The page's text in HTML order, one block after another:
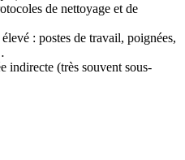
de nettoyage et de
: postes de travail, poignées,
indirecte (très souvent sous-